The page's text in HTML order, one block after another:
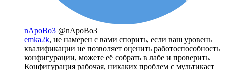
nApoBo3 @nApoBo3
emka2k, не намерен с вами спорить, если ваш уровень
квалификации не позволяет оценить работоспособность
конфигурации, можете её собрать в лабе и проверить.
Конфигурация рабочая, никаких проблем с мультикаст